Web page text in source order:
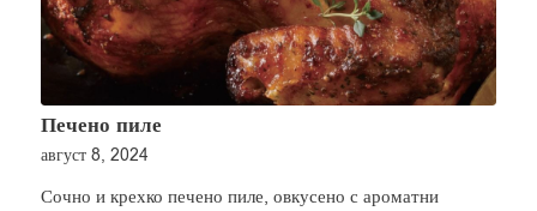
Печено пиле
август 8, 2024
Сочно и крехко печено пиле, овкусено с ароматни